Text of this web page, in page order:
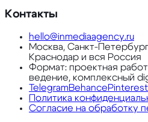
Контакты
hello@inmediaagency.ru
Москва, Санкт-
Краснодар и вся Россия
Формат: проектная
ведение, комплексный
TelegramBehancePinterest
Политика
Согласие на обработку